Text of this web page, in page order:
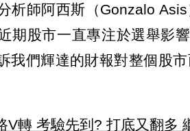
析師阿西斯（Gonzalo
期股市一直專注於選舉影
我們輝達的財報對整個股
轉 考驗先到? 打底又翻多